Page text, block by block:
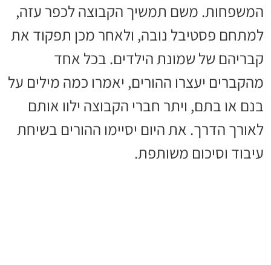
המשפחות. משם תמשיך הקבוצה לכפר עזה,
למתחם פסטיבל נובה, ולאחר מכן תפקוד את
קבריהם של שמונת הילדים. בכל אחד
מהקברים יעצרו ההורים, יאמרו כמה מילים על
בנם או בתם, ויתר חברי הקבוצה ילוו אותם
לאורך הדרך. את היום יסיימו ההורים בשיחת
עיבוד וסיכום משותפת.